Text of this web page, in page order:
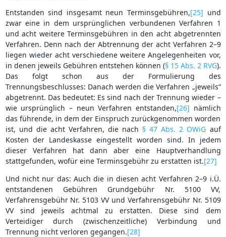
Entstanden sind insgesamt neun Terminsgebühren,[25] und
zwar eine in dem ursprünglichen verbundenen Verfahren 1
und acht weitere Terminsgebühren in den acht abgetrennten
Verfahren. Denn nach der Abtrennung der acht Verfahren 2–9
liegen wieder acht verschiedene weitere Angelegenheiten vor,
in denen jeweils Gebühren entstehen können (§ 15 Abs. 2 RVG).
Das folgt schon aus der Formulierung des
Trennungsbeschlusses: Danach werden die Verfahren „jeweils“
abgetrennt. Das bedeutet: Es sind nach der Trennung wieder –
wie ursprünglich – neun Verfahren entstanden,[26] nämlich
das führende, in dem der Einspruch zurückgenommen worden
ist, und die acht Verfahren, die nach § 47 Abs. 2 OWiG auf
Kosten der Landeskasse eingestellt worden sind. In jedem
dieser Verfahren hat dann aber eine Hauptverhandlung
stattgefunden, wofür eine Terminsgebühr zu erstatten ist.[27]
Und nicht nur das: Auch die in diesen acht Verfahren 2–9 i.Ü.
entstandenen Gebühren Grundgebühr Nr. 5100 VV,
Verfahrensgebühr Nr. 5103 VV und Verfahrensgebühr Nr. 5109
VV sind jeweils achtmal zu erstatten. Diese sind dem
Verteidiger durch (zwischenzeitliche) Verbindung und
Trennung nicht verloren gegangen.[28]